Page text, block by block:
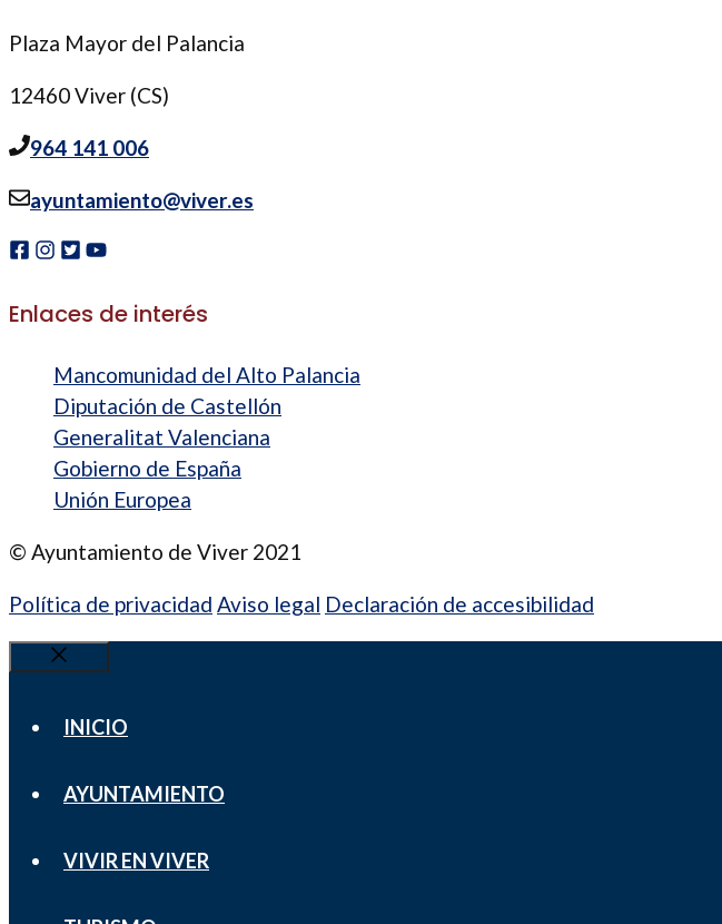
Plaza Mayor del Palancia
12460 Viver (CS)
964 141 006
ayuntamiento@viver.es
Enlaces de interés
Mancomunidad del Alto Palancia
Diputación de Castellón
Generalitat Valenciana
Gobierno de España
Unión Europea
© Ayuntamiento de Viver 2021
Política de privacidad Aviso legal Declaración de accesibilidad
Cerrar
INICIO
AYUNTAMIENTO
VIVIR EN VIVER